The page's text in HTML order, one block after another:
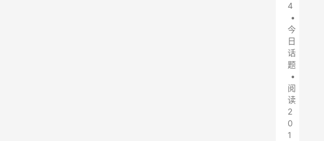
4
•
今
日
话
题
•
阅
读
2
0
1